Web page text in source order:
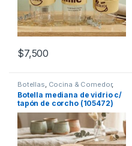
$7,500
Botellas Cocina & Comedor,
Recipientes para bebidas y
líquidos
Botella mediana de vidrio c/
tapón de corcho (105472)